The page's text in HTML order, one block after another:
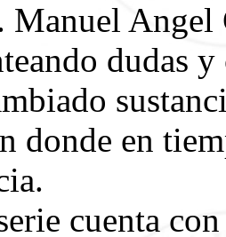
Manuel Angel
dudas
donde en
cuenta